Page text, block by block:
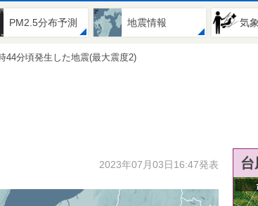
PM2.5分布予測 地震情報 気
44分頃発生した地震(最大震度2)
2023年07月03日16:47発表